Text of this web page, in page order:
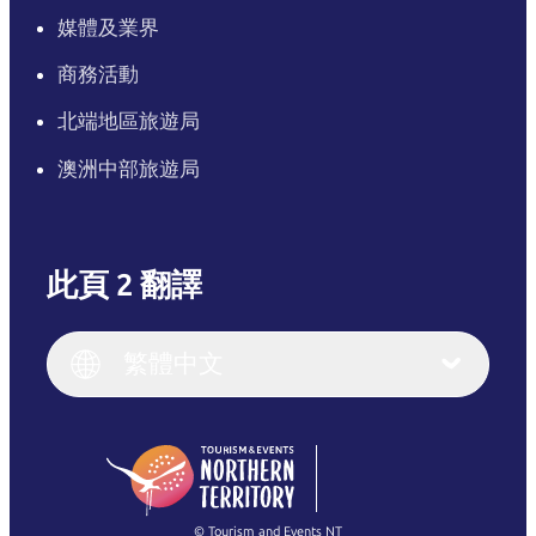
媒體及業界
商務活動
北端地區旅遊局
澳洲中部旅遊局
此頁 2 翻譯
English (US)
English
(Singapore)
Français
繁體中文
© Tourism and Events NT